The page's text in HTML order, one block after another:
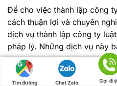
Để cho việc thành lập công
cách thuận lợi và chuyên
dịch vụ thành lập công ty
pháp lý. Những dịch vụ này
Tư vấn về các thủ tục
pháp lý sẽ giúp bạn thu
Tìm đường Chat Zalo Gọi